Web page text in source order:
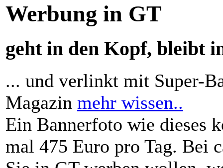
Werbung in GT
geht in den Kopf, bleibt
... und verlinkt mit Super-
Magazin mehr wissen..
Ein Bannerfoto wie dieses
mal 475 Euro pro Tag. Bei